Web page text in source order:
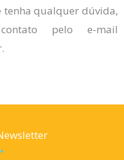
tenha qualquer dúvida,
pelo e-mail